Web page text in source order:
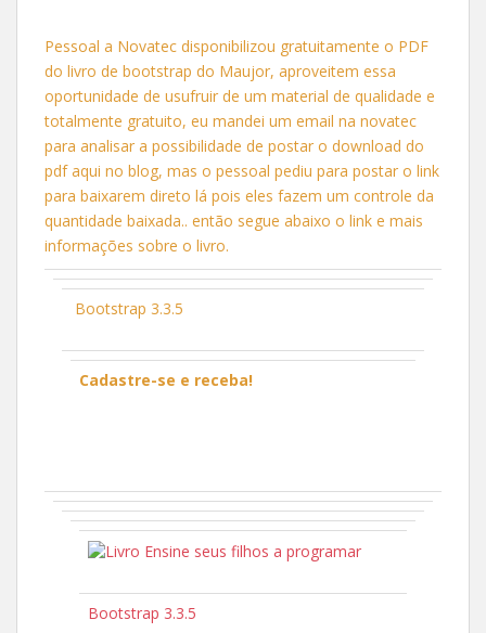
Pessoal a Novatec disponibilizou gratuitamente o PDF
do livro de bootstrap do Maujor, aproveitem essa
oportunidade de usufruir de um material de qualidade e
totalmente gratuito, eu mandei um email na novatec
para analisar a possibilidade de postar o download do
pdf aqui no blog, mas o pessoal pediu para postar o link
para baixarem direto lá pois eles fazem um controle da
quantidade baixada.. então segue abaixo o link e mais
informações sobre o livro.
Bootstrap 3.3.5
Cadastre-se e receba!
Bootstrap 3.3.5